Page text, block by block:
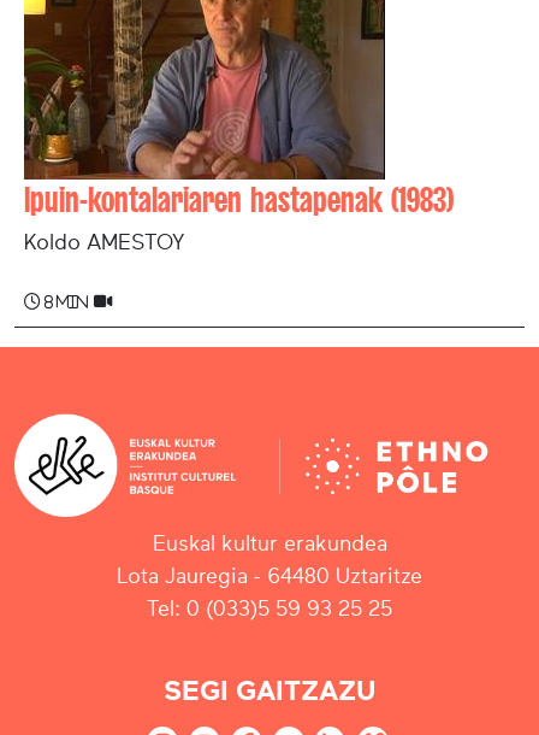
Ipuin-kontalariaren hastapenak (1983)
Koldo AMESTOY
8 min
Euskal kultur erakundea
Lota Jauregia - 64480 Uztaritze
Tel: 0 (033)5 59 93 25 25
SEGI GAITZAZU